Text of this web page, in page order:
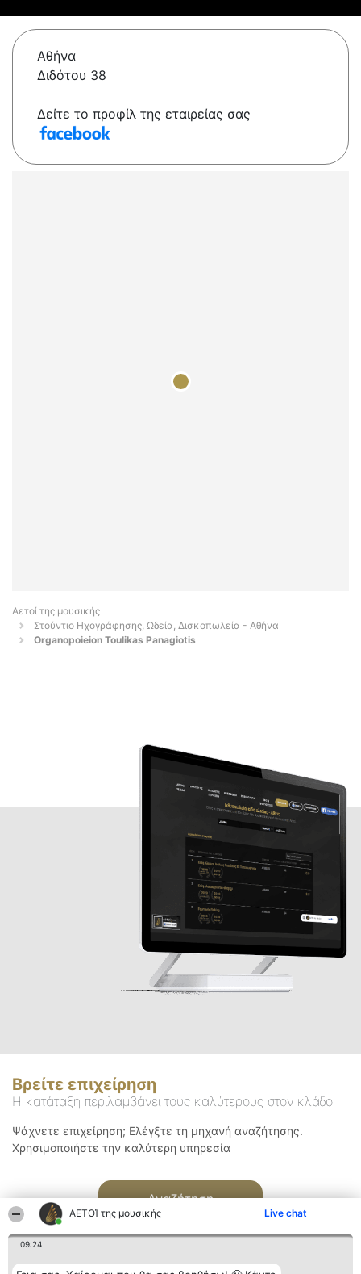
ΑΕΤΟΊ της μουσικής Live chat
09:24
Αθήνα
Διδότου 38
Δείτε το προφίλ της εταιρείας σας
Αετοί της μουσικής
Στούντιο Ηχογράφησης, Ωδεία, Δισκοπωλεία - Αθήνα
Organopoieion Toulikas Panagiotis
Βρείτε επιχείρηση
Η κατάταξη περιλαμβάνει τους καλύτερους στον κλάδο
Ψάχνετε επιχείρηση; Ελέγξτε τη μηχανή αναζήτησης.
Χρησιμοποιήστε την καλύτερη υπηρεσία
Αναζήτηση